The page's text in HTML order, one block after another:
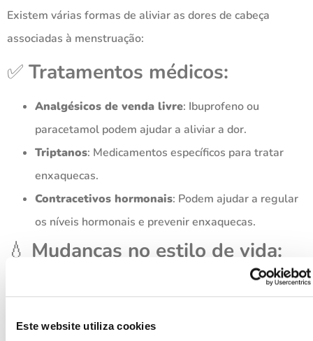
Este website utiliza cookies
Existem várias formas de aliviar as dores de cabeça
associadas à menstruação:
✅ Tratamentos médicos:
Analgésicos de venda livre: Ibuprofeno ou
paracetamol podem ajudar a aliviar a dor.
Triptanos: Medicamentos específicos para tratar
enxaquecas.
Contracetivos hormonais: Podem ajudar a regular
os níveis hormonais e prevenir enxaquecas.
💧 Mudanças no estilo de vida:
Evita o álcool e a cafeína.